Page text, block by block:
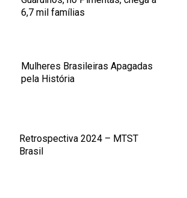
6,7 mil famílias
Mulheres Brasileiras Apagadas
pela História
Retrospectiva 2024 – MTST
Brasil